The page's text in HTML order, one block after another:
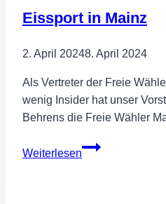
Eissport in Mainz
2. April 20248. April 2024
Als Vertreter der Freie
wenig Insider hat unser
Behrens die Freie Wähler
Weiterlesen
Eissport